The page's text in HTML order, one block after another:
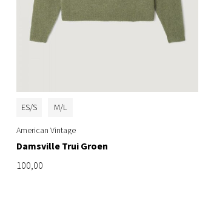
ES/S M/L
American Vintage
Damsville Trui Groen
100,00